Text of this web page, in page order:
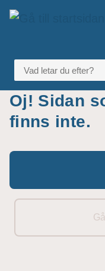
Gå till innehåll
VAD LETAR DU EFTER?
Oj! Sidan
finns inte.